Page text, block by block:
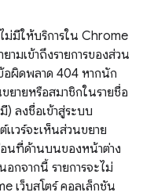
ม่มีให้บริการใน Chrome
ามเข้าถึงรายการของส่วน
อผิดพลาด 404 หากนัก
ายหรือสมาชิกในรายชื่อ
ลงชื่อเข้าสู่ระบบ
วร์จะเห็นส่วนขยาย
นที่ด้านบนของหน้าต่าง
กจากนี้ รายการจะไม่
เว็บสโตร์ คอลเล็กชัน